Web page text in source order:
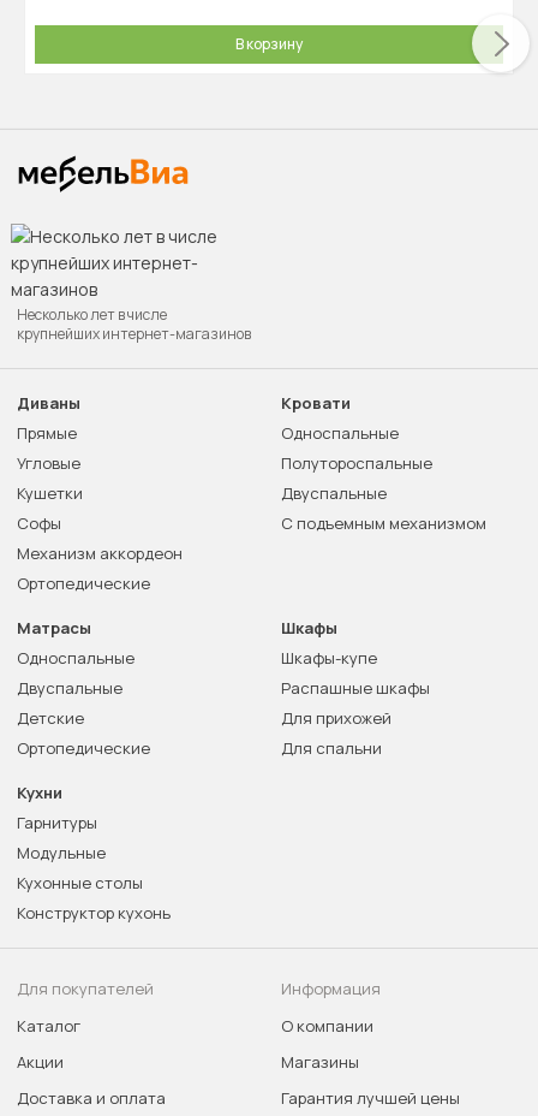
В корзину
Несколько лет в числе
крупнейших интернет-магазинов
Диваны
Прямые
Угловые
Кушетки
Софы
Механизм аккордеон
Ортопедические
Кровати
Односпальные
Полутороспальные
Двуспальные
С подъемным механизмом
Матрасы
Односпальные
Двуспальные
Детские
Ортопедические
Шкафы
Шкафы-купе
Распашные шкафы
Для прихожей
Для спальни
Кухни
Гарнитуры
Модульные
Кухонные столы
Конструктор кухонь
Для покупателей
Каталог
Акции
Доставка и оплата
Информация
О компании
Магазины
Гарантия лучшей цены